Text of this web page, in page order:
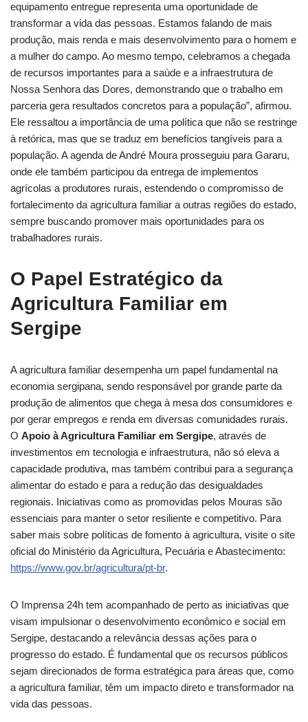
equipamento entregue representa uma oportunidade de
transformar a vida das pessoas. Estamos falando de mais
produção, mais renda e mais desenvolvimento para o homem e
a mulher do campo. Ao mesmo tempo, celebramos a chegada
de recursos importantes para a saúde e a infraestrutura de
Nossa Senhora das Dores, demonstrando que o trabalho em
parceria gera resultados concretos para a população”, afirmou.
Ele ressaltou a importância de uma política que não se restringe
à retórica, mas que se traduz em benefícios tangíveis para a
população. A agenda de André Moura prosseguiu para Gararu,
onde ele também participou da entrega de implementos
agrícolas a produtores rurais, estendendo o compromisso de
fortalecimento da agricultura familiar a outras regiões do estado,
sempre buscando promover mais oportunidades para os
trabalhadores rurais.
O Papel Estratégico da
Agricultura Familiar em
Sergipe
A agricultura familiar desempenha um papel fundamental na
economia sergipana, sendo responsável por grande parte da
produção de alimentos que chega à mesa dos consumidores e
por gerar empregos e renda em diversas comunidades rurais.
O Apoio à Agricultura Familiar em Sergipe, através de
investimentos em tecnologia e infraestrutura, não só eleva a
capacidade produtiva, mas também contribui para a segurança
alimentar do estado e para a redução das desigualdades
regionais. Iniciativas como as promovidas pelos Mouras são
essenciais para manter o setor resiliente e competitivo. Para
saber mais sobre políticas de fomento à agricultura, visite o site
oficial do Ministério da Agricultura, Pecuária e Abastecimento:
https://www.gov.br/agricultura/pt-br.
O Imprensa 24h tem acompanhado de perto as iniciativas que
visam impulsionar o desenvolvimento econômico e social em
Sergipe, destacando a relevância dessas ações para o
progresso do estado. É fundamental que os recursos públicos
sejam direcionados de forma estratégica para áreas que, como
a agricultura familiar, têm um impacto direto e transformador na
vida das pessoas.